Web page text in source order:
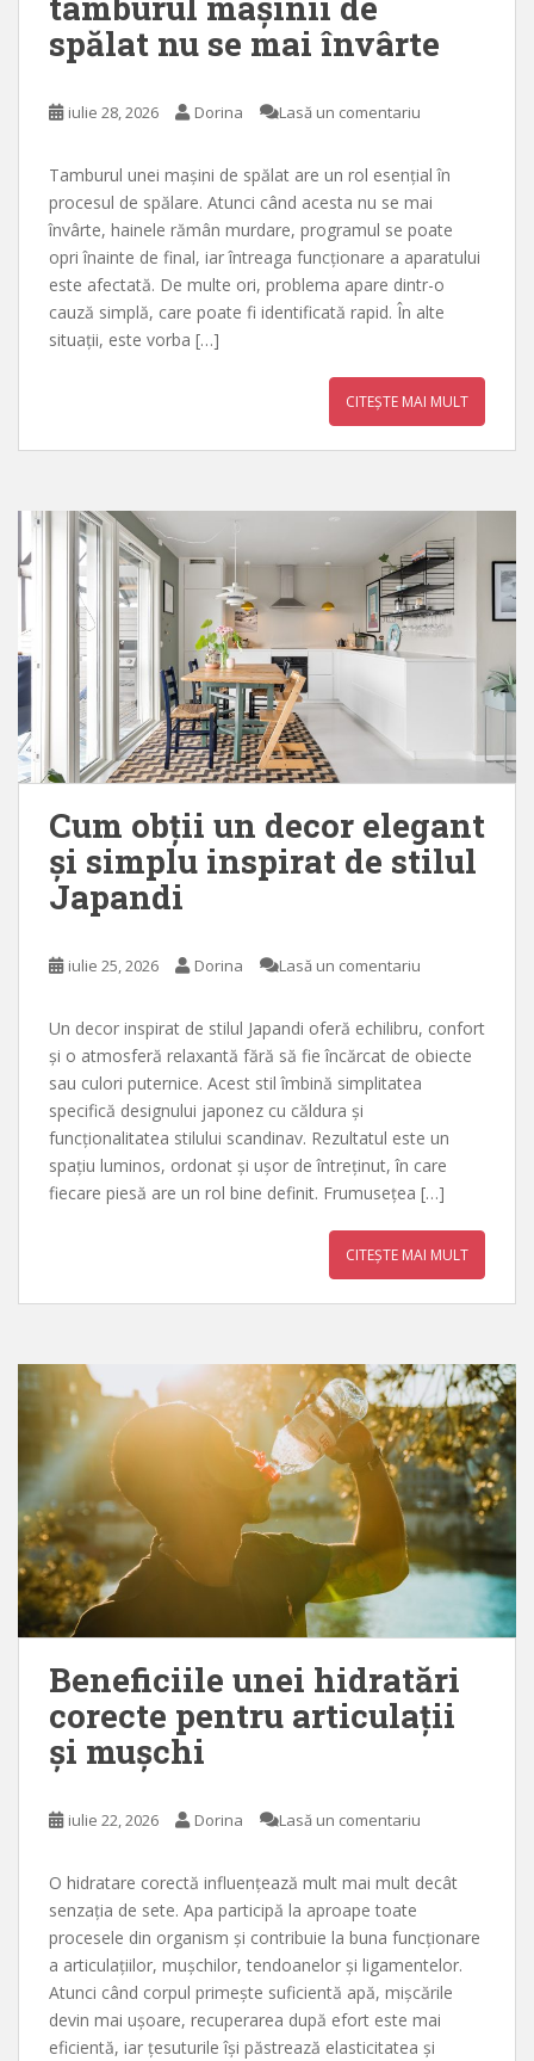
spălat nu se mai învârte
iulie 28, 2026 Dorina Lasă un comentariu
Tamburul unei mașini de spălat are un rol esențial în
procesul de spălare. Atunci când acesta nu se mai
învârte, hainele rămân murdare, programul se poate
opri înainte de final, iar întreaga funcționare a aparatului
este afectată. De multe ori, problema apare dintr-o
cauză simplă, care poate fi identificată rapid. În alte
situații, este vorba […]
CITEȘTE MAI MULT
Cum obții un decor elegant
și simplu inspirat de stilul
Japandi
iulie 25, 2026 Dorina Lasă un comentariu
Un decor inspirat de stilul Japandi oferă echilibru, confort
și o atmosferă relaxantă fără să fie încărcat de obiecte
sau culori puternice. Acest stil îmbină simplitatea
specifică designului japonez cu căldura și
funcționalitatea stilului scandinav. Rezultatul este un
spațiu luminos, ordonat și ușor de întreținut, în care
fiecare piesă are un rol bine definit. Frumusețea […]
CITEȘTE MAI MULT
Beneficiile unei hidratări
corecte pentru articulații
și mușchi
iulie 22, 2026 Dorina Lasă un comentariu
O hidratare corectă influențează mult mai mult decât
senzația de sete. Apa participă la aproape toate
procesele din organism și contribuie la buna funcționare
a articulațiilor, mușchilor, tendoanelor și ligamentelor.
Atunci când corpul primește suficientă apă, mișcările
devin mai ușoare, recuperarea după efort este mai
eficientă, iar țesuturile își păstrează elasticitatea și